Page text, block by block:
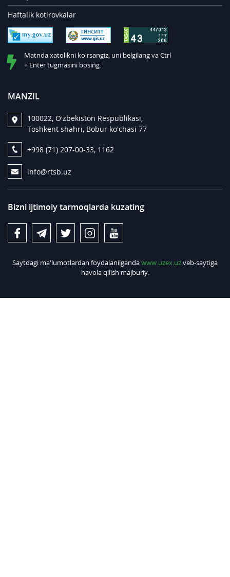
Haftalik kotirovkalar
Matnda xatolikni ko'rsangiz, uni belgilang va Ctrl
+ Enter tugmasini bosing.
MANZIL
100022, O'zbekiston Respublikasi,
Toshkent shahri, Bobur ko'chasi 77
+998 (71) 207-00-33, 1162
info@rtsb.uz
Bizni ijtimoiy tarmoqlarda kuzating
Saytdagi ma'lumotlardan foydalanilgandawww.uzex.uzveb-saytiga
havola qilish majburiy.